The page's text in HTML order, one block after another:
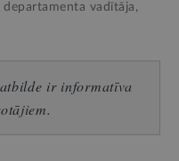
departamenta vadītāja,
ir informatīva